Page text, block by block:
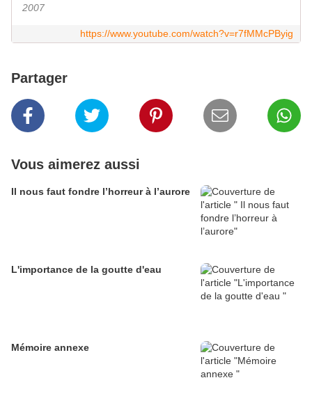
2007
https://www.youtube.com/watch?v=r7fMMcPByig
Partager
Vous aimerez aussi
Il nous faut fondre l’horreur à l’aurore
L'importance de la goutte d'eau
Mémoire annexe